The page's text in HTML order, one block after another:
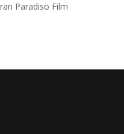
Paradiso Film